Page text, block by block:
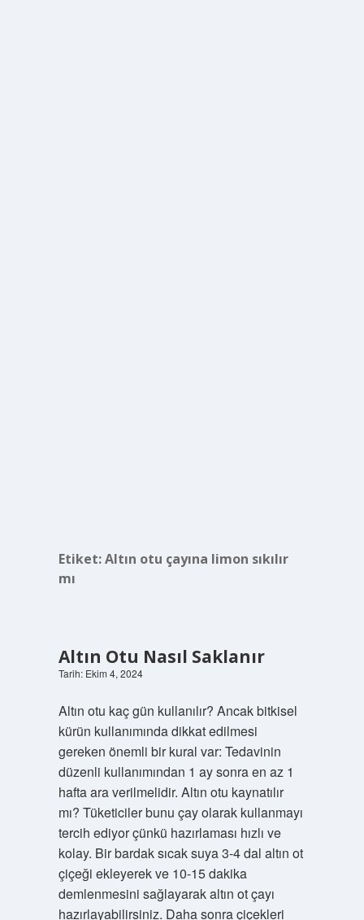
Etiket:Altın otu çayına limon sıkılır
mı
Altın Otu Nasıl Saklanır
Tarih: Ekim 4, 2024
Altın otu kaç gün kullanılır? Ancak bitkisel
kürün kullanımında dikkat edilmesi
gereken önemli bir kural var: Tedavinin
düzenli kullanımından 1 ay sonra en az 1
hafta ara verilmelidir. Altın otu kaynatılır
mı? Tüketiciler bunu çay olarak kullanmayı
tercih ediyor çünkü hazırlaması hızlı ve
kolay. Bir bardak sıcak suya 3-4 dal altın ot
çiçeği ekleyerek ve 10-15 dakika
demlenmesini sağlayarak altın ot çayı
hazırlayabilirsiniz. Daha sonra çiçekleri